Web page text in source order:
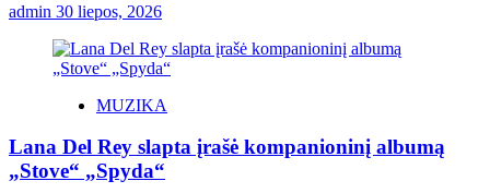
admin 30 liepos, 2026
MUZIKA
Lana Del Rey slapta įrašė kompanioninį albumą
„Stove“ „Spyda“